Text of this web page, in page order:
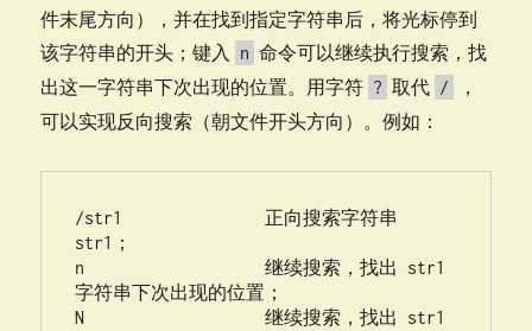
件末尾方向），并在找到指定字符串后，将光标停到
该字符串的开头；键入
n 命令可以继续执行搜索，找
出这一字符串下次出现的位置。用字符 ? 取代 /
，
可以实现反向搜索（朝文件开头方向）。例如：
/str1               正向搜索字符串
str1；
n                   继续搜索，找出 str1
字符串下次出现的位置；
N                   继续搜索，找出 str1